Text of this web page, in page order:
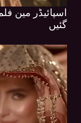
اسپائیڈر مین
گئیں